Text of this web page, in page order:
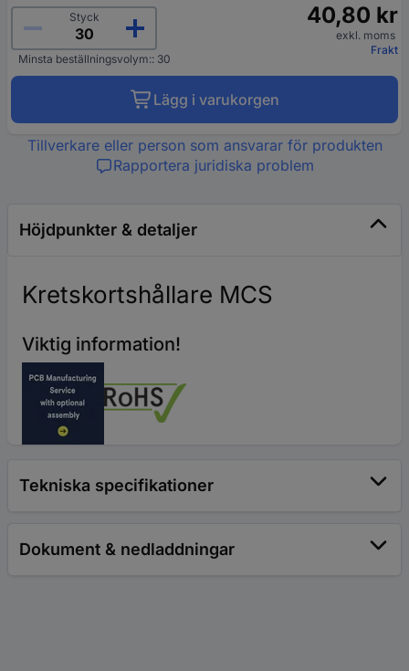
Styck
Minsta beställningsvolym:: 30
40,80 kr
exkl. moms
Frakt
Lägg i varukorgen
Tillverkare eller person som ansvarar för produkten
Rapportera juridiska problem
Höjdpunkter & detaljer
Kretskortshållare MCS
Viktig information!
Tekniska specifikationer
Dokument & nedladdningar